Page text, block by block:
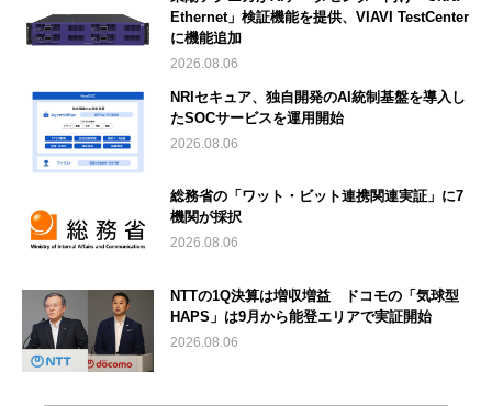
Ethernet」検証機能を提供、VIAVI TestCenter
に機能追加
2026.08.06
NRIセキュア、独自開発のAI統制基盤を導入し
たSOCサービスを運用開始
2026.08.06
総務省の「ワット・ビット連携関連実証」に7
機関が採択
2026.08.06
NTTの1Q決算は増収増益 ドコモの「気球型
HAPS」は9月から能登エリアで実証開始
2026.08.06